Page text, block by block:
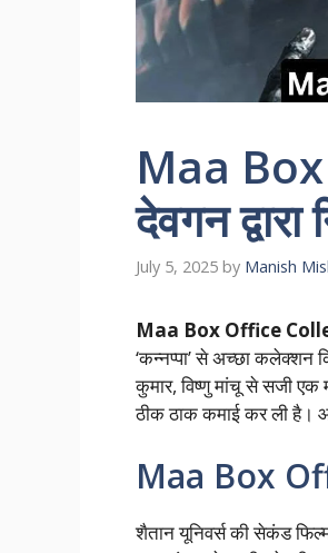
Maa
देवगन
July 5, 2025 by Manish
Maa Box Office
‘कन्नप्पा’ से अच्छा कलेक्शन
कुमार, विष्णु मांचू से सजी
ठीक ठाक कमाई कर ली है।
Maa Box
शैतान यूनिवर्स की सेकंड फिल्म